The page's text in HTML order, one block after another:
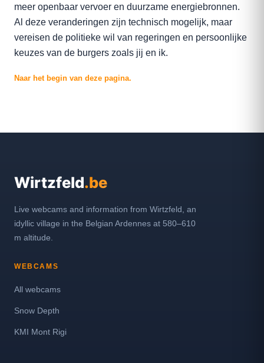
meer openbaar vervoer en duurzame energiebronnen.
Al deze veranderingen zijn technisch mogelijk, maar
vereisen de politieke wil van regeringen en persoonlijke
keuzes van de burgers zoals jij en ik.
Naar het begin van deze pagina.
Wirtzfeld.be
Live webcams and information from Wirtzfeld, an
idyllic village in the Belgian Ardennes at 580–610
m altitude.
WEBCAMS
All webcams
Snow Depth
KMI Mont Rigi